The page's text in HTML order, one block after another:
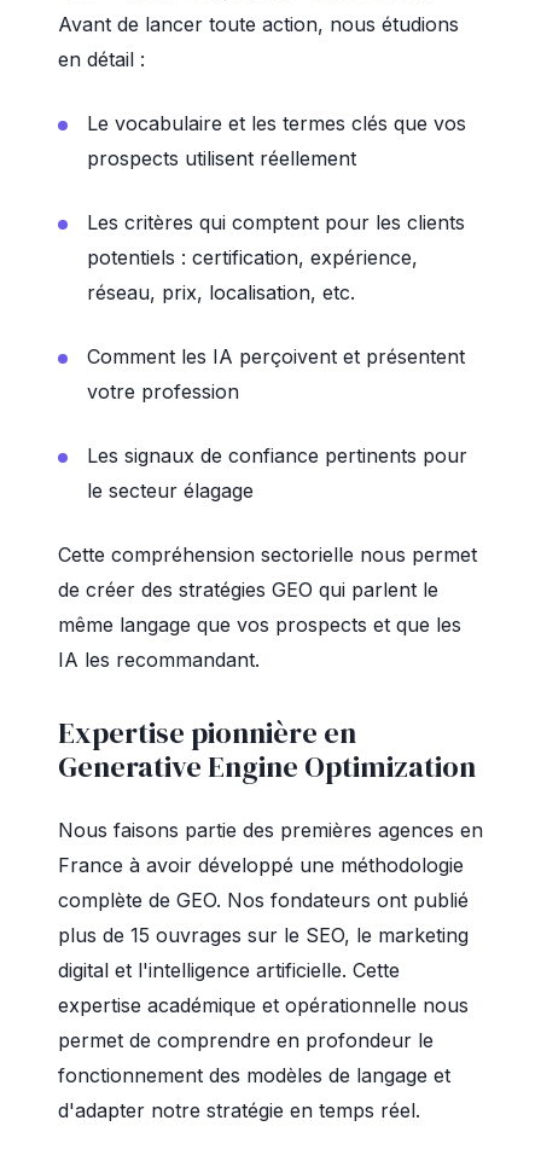
Avant de lancer toute action, nous étudions
en détail :
Le vocabulaire et les termes clés que vos
prospects utilisent réellement
Les critères qui comptent pour les clients
potentiels : certification, expérience,
réseau, prix, localisation, etc.
Comment les IA perçoivent et présentent
votre profession
Les signaux de confiance pertinents pour
le secteur élagage
Cette compréhension sectorielle nous permet
de créer des stratégies GEO qui parlent le
même langage que vos prospects et que les
IA les recommandant.
Expertise pionnière en
Generative Engine Optimization
Nous faisons partie des premières agences en
France à avoir développé une méthodologie
complète de GEO. Nos fondateurs ont publié
plus de 15 ouvrages sur le SEO, le marketing
digital et l'intelligence artificielle. Cette
expertise académique et opérationnelle nous
permet de comprendre en profondeur le
fonctionnement des modèles de langage et
d'adapter notre stratégie en temps réel.